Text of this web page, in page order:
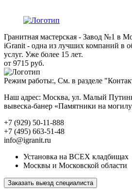
Гранитная мастерская - Завод №1 в
iGranit - одна из лучших компаний в
услуг. Уже более 15 лет.
от 9715 руб.
Режим работы:, См. в разделе
Наш адрес: Москва, ул. Малый
вывеска-банер «Памятники на
+7 (929) 50-11-888
+7 (495) 663-51-48
info@igranit.ru
Установка на ВСЕХ кладбищах
Москвы и Московской области
Заказать выезд специалиста